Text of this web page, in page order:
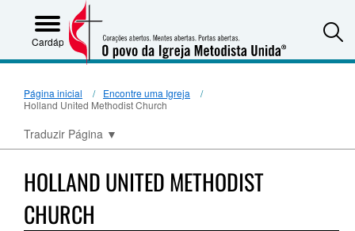
Cardápio
Página inicial
Encontre uma Igreja
Holland United Methodist Church
Traduzir Página ▼
HOLLAND UNITED METHODIST
CHURCH